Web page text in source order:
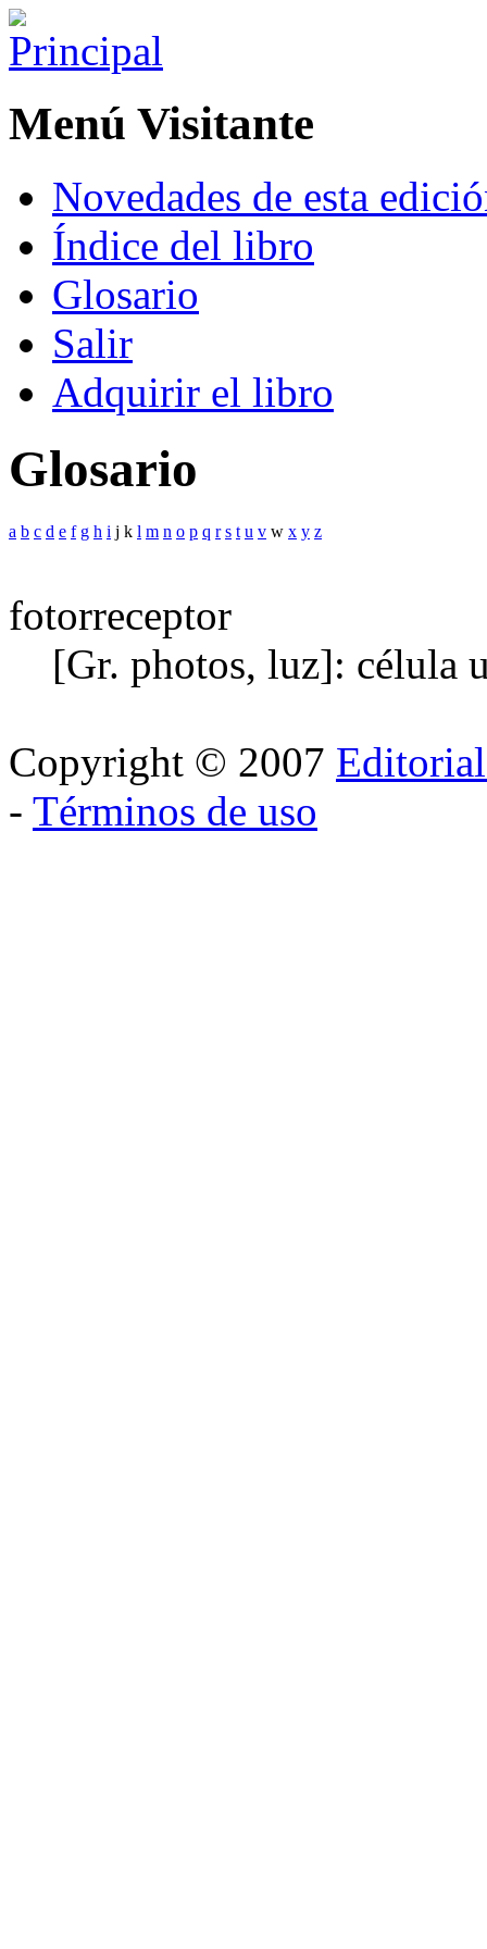
Menú Visitante
Novedades de esta
Índice del libro
Glosario
Salir
Adquirir el libro
Glosario
a b c d e f g h i j k l m n o p q r s t u v w x y z
fotorreceptor
[Gr. photos, luz]: célula
Copyright © 2007
- Términos de uso